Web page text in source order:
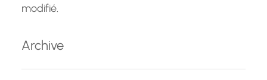
modifié.
Archive